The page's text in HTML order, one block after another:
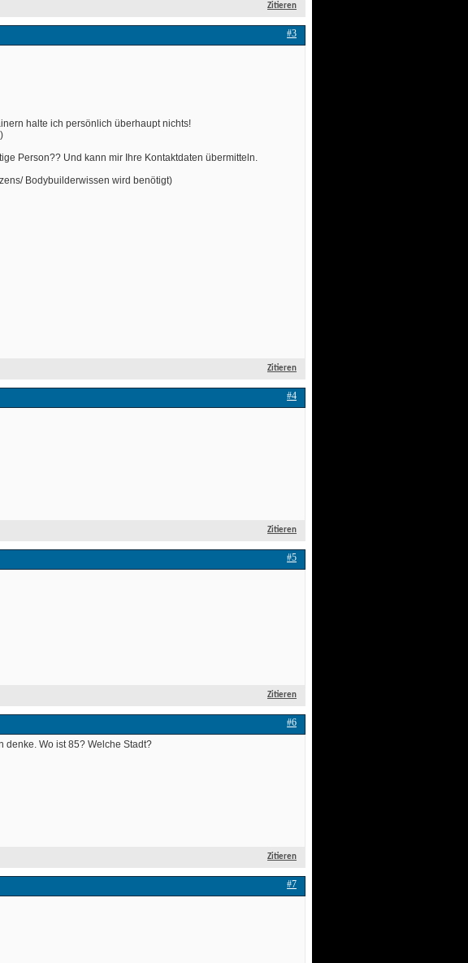
Zitieren
#3
halte ich persönlich überhaupt nichts!
Person?? Und kann mir Ihre Kontaktdaten übermitteln.
Bodybuilderwissen wird benötigt)
Zitieren
#4
Zitieren
#5
Zitieren
#6
denke. Wo ist 85? Welche Stadt?
Zitieren
#7